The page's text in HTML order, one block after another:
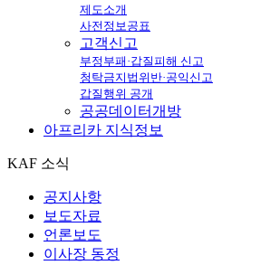
제도소개
사전정보공표
고객신고
부정부패·갑질피해 신고
청탁금지법위반·공익신고
갑질행위 공개
공공데이터개방
아프리카 지식정보
KAF 소식
공지사항
보도자료
언론보도
이사장 동정